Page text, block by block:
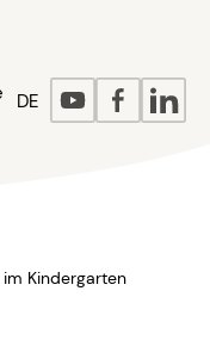
DE
Kindergarten